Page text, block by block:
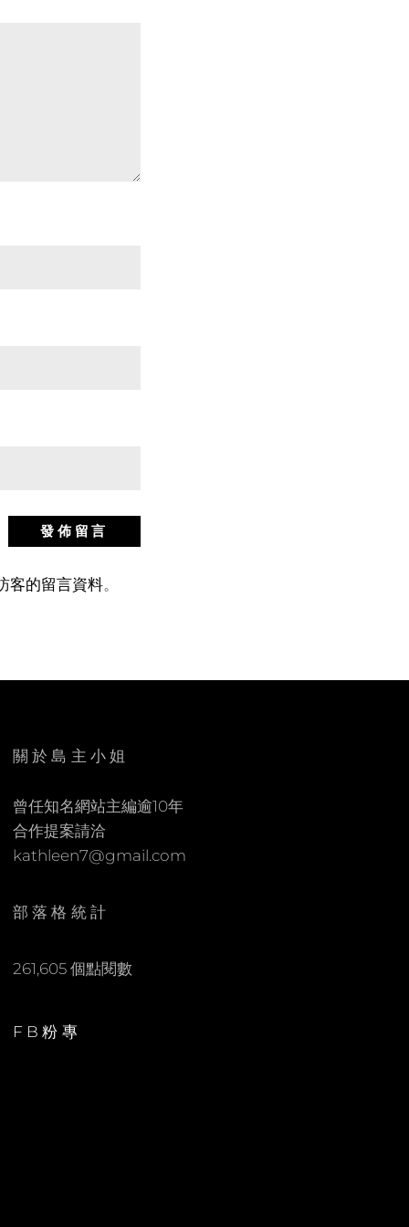
客的留言資料。
關於島主小姐
曾任知名網站主編逾10年
合作提案請洽
kathleen7@gmail.com
部落格統計
261,605 個點閱數
FB粉專